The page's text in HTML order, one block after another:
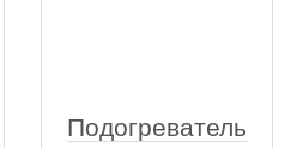
Подогреватель